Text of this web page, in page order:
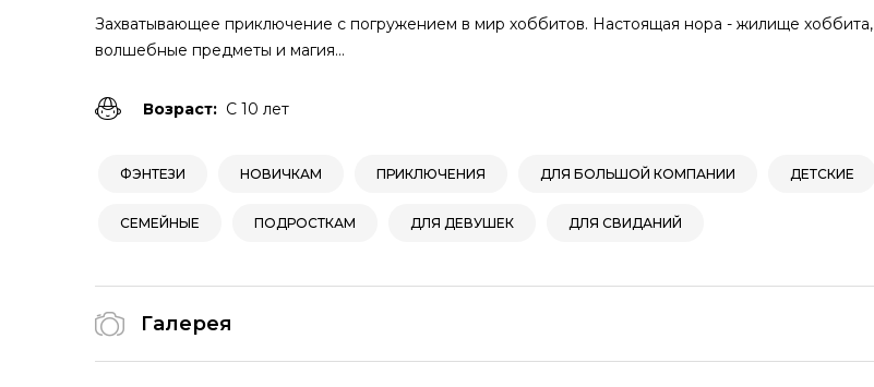
Захватывающее приключение с погружением в мир хоббитов. Настоящая нора - жилище хоббита,
волшебные предметы и магия...
Возраст: С 10 лет
ФЭНТЕЗИ НОВИЧКАМ ПРИКЛЮЧЕНИЯ ДЛЯ БОЛЬШОЙ КОМПАНИИ ДЕТСКИЕ
СЕМЕЙНЫЕ ПОДРОСТКАМ ДЛЯ ДЕВУШЕК ДЛЯ СВИДАНИЙ
Галерея